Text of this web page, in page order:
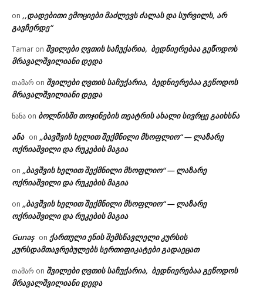
on ,,დადებითი ემოციები მაძლევს ძალას და სურვილს, არ
გავჩერდე“
Tamar on შვილები ღვთის საჩუქარია, ბედნიერებაა გეწოდოს
მრავალშვილიანი დედა
თამარ on შვილები ღვთის საჩუქარია, ბედნიერებაა გეწოდოს
მრავალშვილიანი დედა
ნანა on ბოლნისში თოჯინების თეატრის ახალი სივრცე გაიხსნა
ანა on „ბავშვის ხელით შექმნილი მსოფლიო“ — ლაზარე
ოქრიაშვილი და რუკების მაგია
on „ბავშვის ხელით შექმნილი მსოფლიო“ — ლაზარე
ოქრიაშვილი და რუკების მაგია
on „ბავშვის ხელით შექმნილი მსოფლიო“ — ლაზარე
ოქრიაშვილი და რუკების მაგია
Gunəş on ქართული ენის შემსწავლელი კურსის
კურსდამთავრებულებს სერთიფიკატები გადაეცათ
თამარ on შვილები ღვთის საჩუქარია, ბედნიერებაა გეწოდოს
მრავალშვილიანი დედა